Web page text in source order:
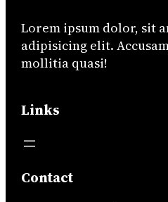
Lorem ipsum dolor, sit
adipisicing elit.
mollitia quasi!
Links
Contact